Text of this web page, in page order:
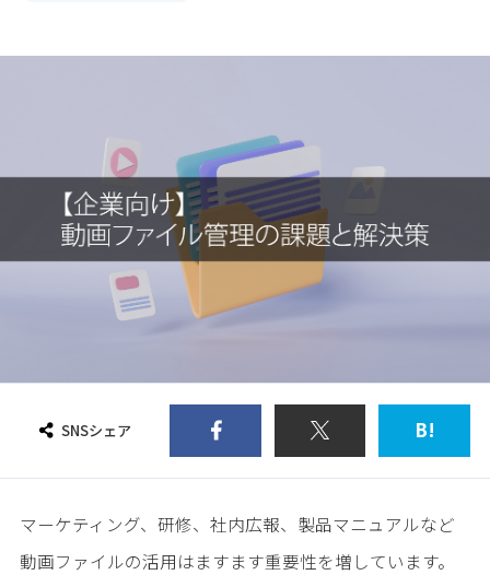
SNSシェア B!
マーケティング、研修、社内広報、製品マニュアルなど
動画ファイルの活用はますます重要性を増しています。